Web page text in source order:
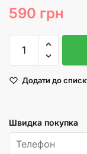
590 грн
Потап
см Додати до
Швидка покупка